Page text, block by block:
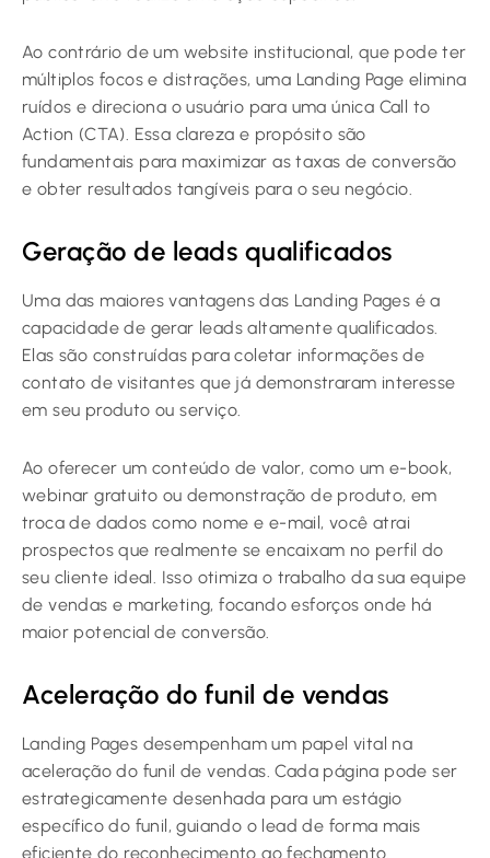
Ao contrário de um website institucional, que pode ter
múltiplos focos e distrações, uma Landing Page elimina
ruídos e direciona o usuário para uma única Call to
Action (CTA). Essa clareza e propósito são
fundamentais para maximizar as taxas de conversão
e obter resultados tangíveis para o seu negócio.
Geração de leads qualificados
Uma das maiores vantagens das Landing Pages é a
capacidade de gerar leads altamente qualificados.
Elas são construídas para coletar informações de
contato de visitantes que já demonstraram interesse
em seu produto ou serviço.
Ao oferecer um conteúdo de valor, como um e-book,
webinar gratuito ou demonstração de produto, em
troca de dados como nome e e-mail, você atrai
prospectos que realmente se encaixam no perfil do
seu cliente ideal. Isso otimiza o trabalho da sua equipe
de vendas e marketing, focando esforços onde há
maior potencial de conversão.
Aceleração do funil de vendas
Landing Pages desempenham um papel vital na
aceleração do funil de vendas. Cada página pode ser
estrategicamente desenhada para um estágio
específico do funil, guiando o lead de forma mais
eficiente do reconhecimento ao fechamento.